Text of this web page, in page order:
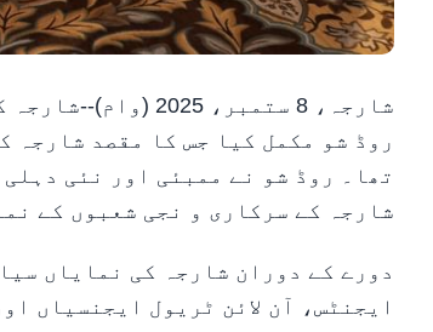
روڈ شو مکمل کیا جس کا مقصد شارجہ
شارجہ کے سرکاری و نجی شعبوں کے
دورے کے دوران شارجہ کی نمایاں
ایجنٹس، آن لائن ٹریول ایجنسیاں